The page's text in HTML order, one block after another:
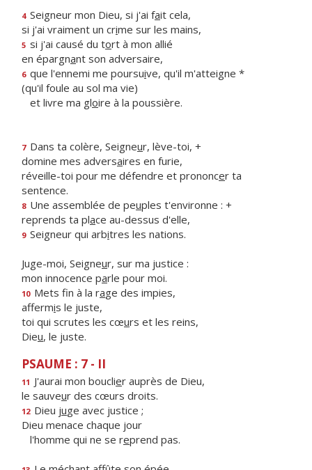
4 Seigneur mon Dieu, si j'ai fait cela,
si j'ai vraiment un crime sur les mains,
5 si j'ai causé du tort à mon allié
en épargnant son adversaire,
6 que l'ennemi me poursuive, qu'il m'atteigne *
(qu'il foule au sol ma vie)
et livre ma gloire à la poussière.
7 Dans ta colère, Seigneur, lève-toi, +
domine mes adversaires en furie,
réveille-toi pour me défendre et prononcer ta
sentence.
8 Une assemblée de peuples t'environne : +
reprends ta place au-dessus d'elle,
9 Seigneur qui arbitres les nations.
Juge-moi, Seigneur, sur ma justice :
mon innocence parle pour moi.
10 Mets fin à la rage des impies,
affermis le juste,
toi qui scrutes les cœurs et les reins,
Dieu, le juste.
PSAUME : 7 - II
11 J'aurai mon bouclier auprès de Dieu,
le sauveur des cœurs droits.
12 Dieu juge avec justice ;
Dieu menace chaque jour
l'homme qui ne se reprend pas.